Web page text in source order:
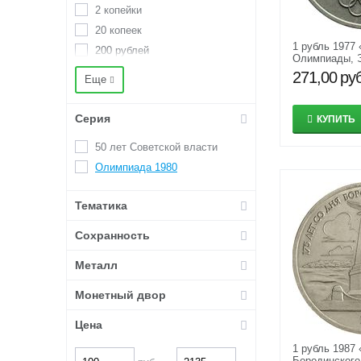
1 рубль 1977
Олимпиады,
Олимпиады»
271,00
КУПИТЬ
1 рубль 1987
2 копейки
20 копеек
200 рублей
25 копеек
3 копейки
5 рублей
50 копеек
500 рублей
Еще
Серия
50 лет Советской власти
Олимпиада 1980
Тематика
Сохранность
Металл
Монетный двор
Цена